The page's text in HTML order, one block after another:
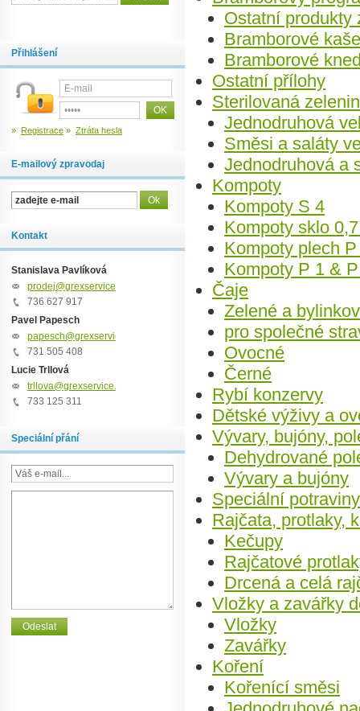
Ostatní produkty
Bramborové kaše
Bramborové
Ostatní přílohy
Sterilovaná
Jednodruhová
Směsi a saláty
Jednodruhová a
Kompoty
Kompoty S 4
Kompoty sklo
Kompoty plech
Kompoty P 1 &
Čaje
Zelené a
pro společné
Ovocné
Černé
Rybí konzervy
Dětské výživy a
Vývary, bujóny,
Dehydrované
Vývary a bujóny
Speciální potraviny
Rajčata, protlaky,
Kečupy
Rajčatové
Drcená a celá
Vložky a zavářky
Vložky
Zavářky
Koření
Kořenící směsi
Přihlášení
» Registrace » Ztráta hesla
E-mailový zpravodaj
Kontakt
Stanislava Pavlíková
prodej@grexservice.cz
736 627 917
Pavel Papesch
papesch@grexservice.cz
731 505 408
Lucie Trllová
trllova@grexservice.cz
733 125 311
Speciální přání